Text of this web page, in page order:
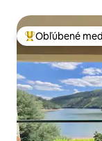
Najobľúbenejšie
Obľúbené